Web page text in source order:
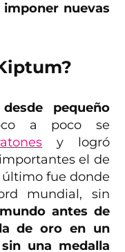
nuevas
pequeño
a poco se
y logró
el de
último fue donde
mundial, sin
antes de
de oro en un
una medalla